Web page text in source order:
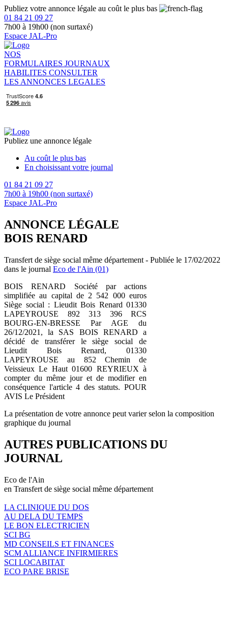
Publiez votre annonce légale au coût le plus bas
01 84 21 09 27
7h00 à 19h00 (non surtaxé)
Espace JAL-Pro
NOS
FORMULAIRES JOURNAUX
HABILITES CONSULTER
LES ANNONCES LEGALES
Publiez une annonce légale
Au coût le plus bas
En choisissant votre journal
01 84 21 09 27
7h00 à 19h00 (non surtaxé)
Espace JAL-Pro
ANNONCE LÉGALE
BOIS RENARD
Transfert de siège social même département - Publiée le 17/02/2022
dans le journal Eco de l'Ain (01)
BOIS RENARD Société par actions
simplifiée au capital de 2 542 000 euros
Siège social : Lieudit Bois Renard 01330
LAPEYROUSE 892 313 396 RCS
BOURG-EN-BRESSE Par AGE du
26/12/2021, la SAS BOIS RENARD a
décidé de transférer le siège social de
Lieudit Bois Renard, 01330
LAPEYROUSE au 852 Chemin de
Veissieux Le Haut 01600 REYRIEUX à
compter du même jour et de modifier en
conséquence l'article 4 des statuts. POUR
AVIS Le Président
La présentation de votre annonce peut varier selon la composition
graphique du journal
AUTRES PUBLICATIONS DU
JOURNAL
Eco de l'Ain
en Transfert de siège social même département
LA CLINIQUE DU DOS
AU DELA DU TEMPS
LE BON ELECTRICIEN
SCI BG
MD CONSEILS ET FINANCES
SCM ALLIANCE INFIRMIERES
SCI LOCABITAT
ECO PARE BRISE